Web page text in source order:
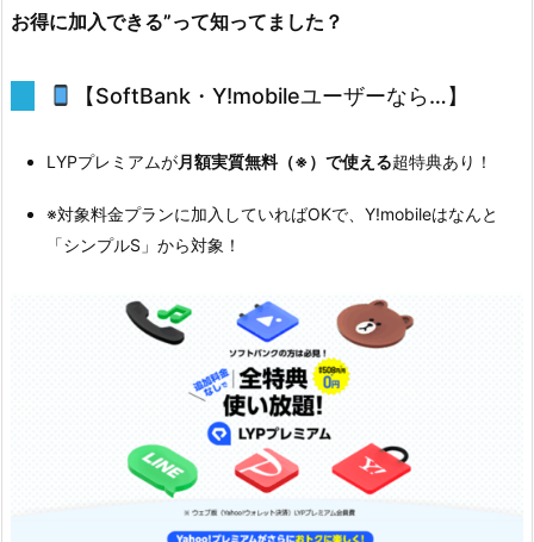
お得に加入できる”って知ってました？
【SoftBank・Y!mobileユーザーなら…】
LYPプレミアムが月額実質無料（※）で使える超特典あり！
※対象料金プランに加入していればOKで、Y!mobileはなんと
「シンプルS」から対象！